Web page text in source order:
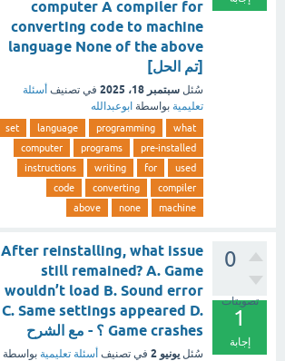
computer A compiler for
converting code to machine
language None of the above
[تم الحل]
سُئل سبتمبر 18، 2025 في تصنيف أسئلة
تعليمية بواسطة ابوعبدالله
what
programming
language
set
pre-installed
programs
computer
used
for
writing
instructions
compiler
converting
code
machine
none
above
0
تصويتات
1
إجابة
After reinstalling, what issue
still remained? A. Game
wouldn’t load B. Sound error
C. Same settings appeared D.
Game crashes ؟ - مع الشرح
سُئل يونيو 2 في تصنيف أسئلة تعليمية بواسطة